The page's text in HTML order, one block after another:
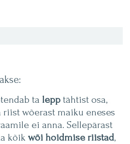
ta lepp tähtist osa,
riist wõerast maiku eneses
ei anna. Sellepärast
kõik wõi hoidmise riistad,